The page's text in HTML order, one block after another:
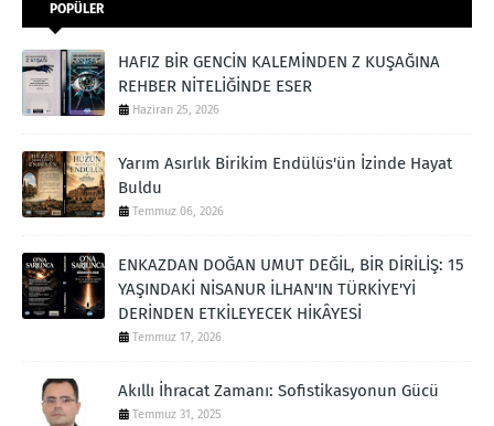
POPÜLER
HAFIZ BİR GENCİN KALEMİNDEN Z KUŞAĞINA
REHBER NİTELİĞİNDE ESER
Haziran 25, 2026
Yarım Asırlık Birikim Endülüs'ün İzinde Hayat
Buldu
Temmuz 06, 2026
ENKAZDAN DOĞAN UMUT DEĞİL, BİR DİRİLİŞ: 15
YAŞINDAKİ NİSANUR İLHAN'IN TÜRKİYE'Yİ
DERİNDEN ETKİLEYECEK HİKÂYESİ
Temmuz 17, 2026
Akıllı İhracat Zamanı: Sofistikasyonun Gücü
Temmuz 31, 2025